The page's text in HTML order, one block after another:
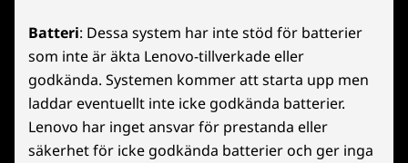
Batteri: Dessa system har inte stöd för batterier
som inte är äkta Lenovo-tillverkade eller
godkända. Systemen kommer att starta upp men
laddar eventuellt inte icke godkända batterier.
Lenovo har inget ansvar för prestanda eller
säkerhet för icke godkända batterier och ger inga